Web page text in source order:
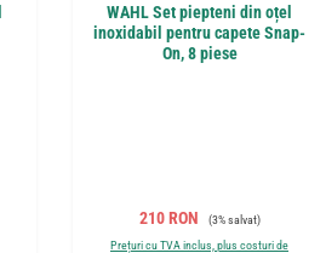
WAHL Set piepteni din oțel
inoxidabil pentru capete Snap-
On, 8 piese
Preț de vânzare:
210 RON Preț obișnuit:
(3% salvat)
Prețuri cu TVA inclus, plus costuri de